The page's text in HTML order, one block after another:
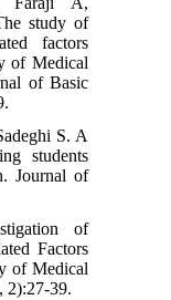
study of
factors
of Medical
of Basic
S. A
students
Journal of
of
Factors
of Medical
2):27-39.